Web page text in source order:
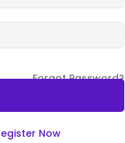
Forgot Password?
Now